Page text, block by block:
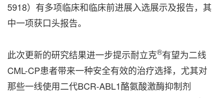
5918）有多项临床和临床前进展入选展示及报告，其
中一项获口头报告。
此次更新的研究结果进一步提示耐立克®有望为二线
CML-CP患者带来一种安全有效的治疗选择，尤其对
那些一线使用二代BCR-ABL1酪氨酸激酶抑制剂